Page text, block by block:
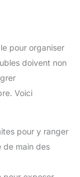
pour organiser
doivent non
Voici
pour y ranger
de main des